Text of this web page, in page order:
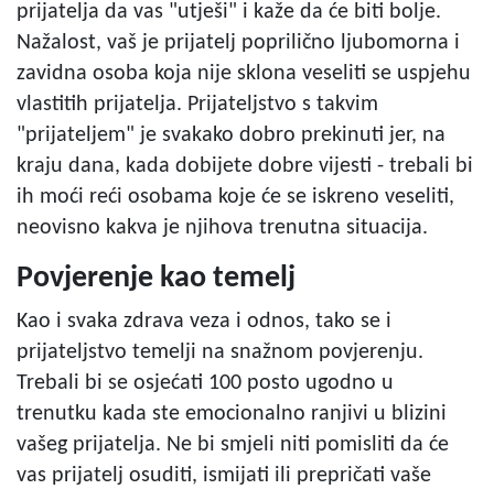
prijatelja da vas "utješi" i kaže da će biti bolje.
Nažalost, vaš je prijatelj poprilično ljubomorna i
zavidna osoba koja nije sklona veseliti se uspjehu
vlastitih prijatelja. Prijateljstvo s takvim
"prijateljem" je svakako dobro prekinuti jer, na
kraju dana, kada dobijete dobre vijesti - trebali bi
ih moći reći osobama koje će se iskreno veseliti,
neovisno kakva je njihova trenutna situacija.
Povjerenje kao temelj
Kao i svaka zdrava veza i odnos, tako se i
prijateljstvo temelji na snažnom povjerenju.
Trebali bi se osjećati 100 posto ugodno u
trenutku kada ste emocionalno ranjivi u blizini
vašeg prijatelja. Ne bi smjeli niti pomisliti da će
vas prijatelj osuditi, ismijati ili prepričati vaše